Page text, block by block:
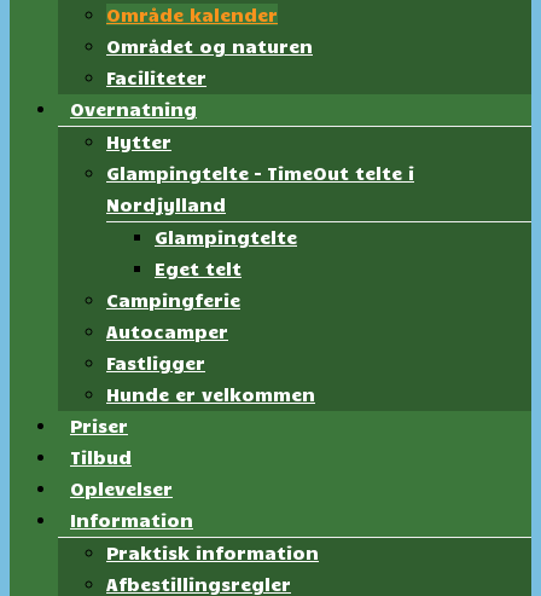
Område kalender
Området og naturen
Faciliteter
Overnatning
Hytter
Glampingtelte – TimeOut telte i
Nordjylland
Glampingtelte
Eget telt
Campingferie
Autocamper
Fastligger
Hunde er velkommen
Priser
Tilbud
Oplevelser
Information
Praktisk information
Afbestillingsregler